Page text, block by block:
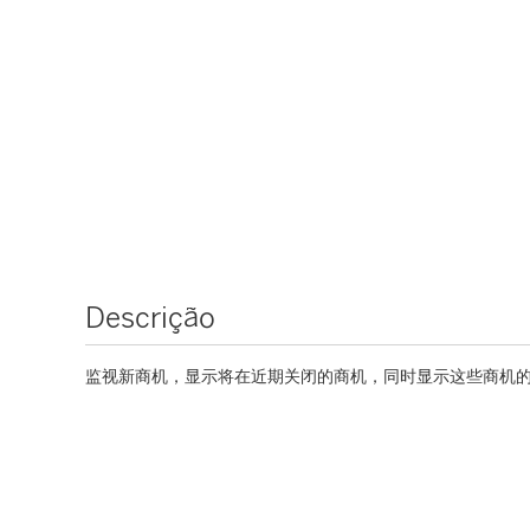
Descrição
监视新商机，显示将在近期关闭的商机，同时显示这些商机